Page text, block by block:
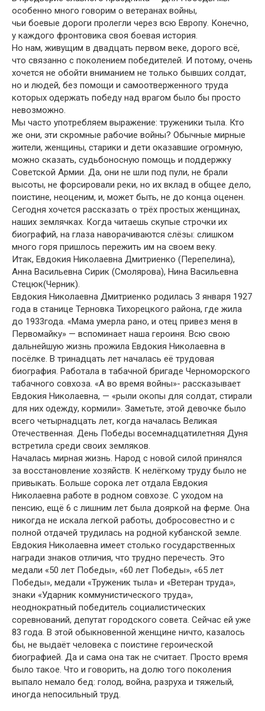
особенно много говорим о ветеранах войны,
чьи боевые дороги пролегли через всю Европу. Конечно,
у каждого фронтовика своя боевая история.
Но нам, живущим в двадцать первом веке, дорого всё,
что связанно с поколением победителей. И потому, очень
хочется не обойти вниманием не только бывших солдат,
но и людей, без помощи и самоотверженного труда
которых одержать победу над врагом было бы просто
невозможно.
Мы часто употребляем выражение: труженики тыла. Кто
же они, эти скромные рабочие войны? Обычные мирные
жители, женщины, старики и дети оказавшие огромную,
можно сказать, судьбоносную помощь и поддержку
Советской Армии. Да, они не шли под пули, не брали
высоты, не форсировали реки, но их вклад в общее дело,
поистине, неоценим, и, может быть, не до конца оценен.
Сегодня хочется рассказать о трёх простых женщинах,
наших землячках. Когда читаешь скупые строчки их
биографий, на глаза наворачиваются слёзы: слишком
много горя пришлось пережить им на своем веку.
Итак, Евдокия Николаевна Дмитриенко (Перепелина),
Анна Васильевна Сирик (Смолярова), Нина Васильевна
Стецюк(Черник).
Евдокия Николаевна Дмитриенко родилась 3 января 1927
года в станице Терновка Тихорецкого района, где жила
до 1933года. «Мама умерла рано, и отец привез меня в
Первомайку» — вспоминает наша героиня. Всю свою
дальнейшую жизнь прожила Евдокия Николаевна в
посёлке. В тринадцать лет началась её трудовая
биография. Работала в табачной бригаде Черноморского
табачного совхоза. «А во время войны»- рассказывает
Евдокия Николаевна, — «рыли окопы для солдат, стирали
для них одежду, кормили». Заметьте, этой девочке было
всего четырнадцать лет, когда началась Великая
Отечественная. День Победы восемнадцатилетняя Дуня
встретила среди своих земляков.
Началась мирная жизнь. Народ с новой силой принялся
за восстановление хозяйств. К нелёгкому труду было не
привыкать. Больше сорока лет отдала Евдокия
Николаевна работе в родном совхозе. С уходом на
пенсию, ещё 6 с лишним лет была дояркой на ферме. Она
никогда не искала легкой работы, добросовестно и с
полной отдачей трудилась на родной кубанской земле.
Евдокия Николаевна имеет столько государственных
награди знаков отличия, что трудно перечесть. Это
медали «50 лет Победы», «60 лет Победы», «65 лет
Победы», медали «Труженик тыла» и «Ветеран труда»,
знаки «Ударник коммунистического труда»,
неоднократный победитель социалистических
соревнований, депутат городского совета. Сейчас ей уже
83 года. В этой обыкновенной женщине ничто, казалось
бы, не выдаёт человека с поистине героической
биографией. Да и сама она так не считает. Просто время
было такое. Что и говорить, на долю того поколения
выпало немало бед: голод, война, разруха и тяжелый,
иногда непосильный труд.